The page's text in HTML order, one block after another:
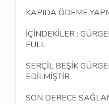
KAPIDA ÖDEME
İÇİNDEKİLER :
FULL
SERÇİL BEŞİK
EDİLMİŞTİR
SON DERECE